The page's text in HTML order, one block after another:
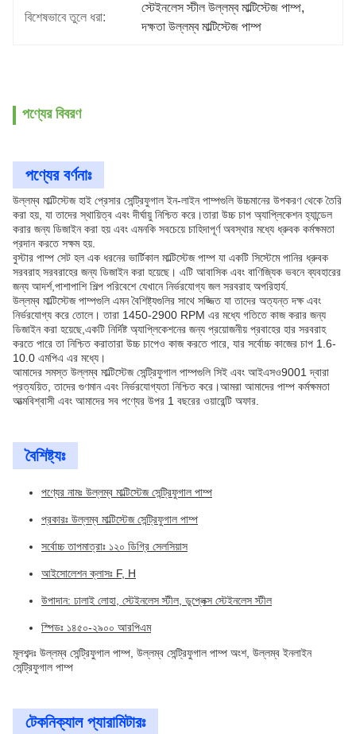
বিশেষভাবে তুলে ধরা:
স্টেইনলেস স্টীল উল্লম্ব মাল্টিস্টেজ পাম্প,
দক্ষতা উল্লম্ব মাল্টিস্টেজ পাম্প
পণ্যের বিবরণ
পণ্যের বর্ণনাঃ
উল্লম্ব মাল্টিস্টেজ হাই প্রেসার সেন্ট্রিফুগাল ইন-লাইন পাম্পগুলি উচ্চমানের উপকরণ থেকে তৈরি
করা হয়, যা তাদের স্থায়িত্ব এবং দীর্ঘায়ু নিশ্চিত করে।তারা উচ্চ চাপ অ্যাপ্লিকেশন হ্যান্ডেল
করার জন্য ডিজাইন করা হয় এবং এমনকি সবচেয়ে চাহিদাপূর্ণ অবস্থার মধ্যে ধ্রুবক কর্মক্ষমতা
প্রদান করতে সক্ষম হয়.
বুস্টার পাম্প সেট হল এক ধরনের ভার্টিকাল মাল্টিস্টেজ পাম্প যা একটি সিস্টেমে পানির ধ্রুবক
সরবরাহ সরবরাহের জন্য ডিজাইন করা হয়েছে। এটি আবাসিক এবং বাণিজ্যিক ভবনে ব্যবহারের
জন্য আদর্শ,পাশাপাশি শিল্প পরিবেশে যেখানে নির্ভরযোগ্য জল সরবরাহ অপরিহার্য.
উল্লম্ব মাল্টিস্টেজ পাম্পগুলি এমন বৈশিষ্ট্যগুলির সাথে সজ্জিত যা তাদের অত্যন্ত দক্ষ এবং
নির্ভরযোগ্য করে তোলে। তারা 1450-2900 RPM এর মধ্যে গতিতে কাজ করার জন্য
ডিজাইন করা হয়েছে,একটি নির্দিষ্ট অ্যাপ্লিকেশনের জন্য প্রয়োজনীয় প্রবাহের হার সরবরাহ
করতে পারে তা নিশ্চিত করাতারা উচ্চ চাপেও কাজ করতে পারে, যার সর্বোচ্চ কাজের চাপ 1.6-
10.0 এমপিএ এর মধ্যে।
আমাদের সমস্ত উল্লম্ব মাল্টিস্টেজ সেন্ট্রিফুগাল পাম্পগুলি সিই এবং আইএসও9001 দ্বারা
প্রত্যয়িত, তাদের গুণমান এবং নির্ভরযোগ্যতা নিশ্চিত করে।আমরা আমাদের পাম্প কর্মক্ষমতা
আত্মবিশ্বাসী এবং আমাদের সব পণ্যের উপর 1 বছরের ওয়ারেন্টি অফার.
বৈশিষ্ট্যঃ
পণ্যের নামঃ উল্লম্ব মাল্টিস্টেজ সেন্ট্রিফুগাল পাম্প
প্রকারঃ উল্লম্ব মাল্টিস্টেজ সেন্ট্রিফুগাল পাম্প
সর্বোচ্চ তাপমাত্রাঃ ১২০ ডিগ্রি সেলসিয়াস
আইসোলেশন ক্লাসঃ F, H
উপাদান: ঢালাই লোহা, স্টেইনলেস স্টীল, ডুপ্লেক্স স্টেইনলেস স্টীল
স্পিডঃ ১৪৫০-২৯০০ আরপিএম
মূলশব্দঃ উল্লম্ব সেন্ট্রিফুগাল পাম্প, উল্লম্ব সেন্ট্রিফুগাল পাম্প অংশ, উল্লম্ব ইনলাইন
সেন্ট্রিফুগাল পাম্প
টেকনিক্যাল প্যারামিটারঃ